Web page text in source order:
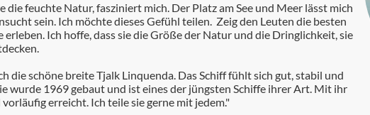
die feuchte Natur, fasziniert mich. Der Platz am See und Meer lässt mich
sein. Ich möchte dieses Gefühl teilen. Zeig den Leuten die besten
erleben. Ich hoffe, dass sie die Größe der Natur und die Dringlichkeit, sie
die schöne breite Tjalk Linquenda. Das Schiff fühlt sich gut, stabil und
wurde 1969 gebaut und ist eines der jüngsten Schiffe ihrer Art. Mit ihr
vorläufig erreicht. Ich teile sie gerne mit jedem."